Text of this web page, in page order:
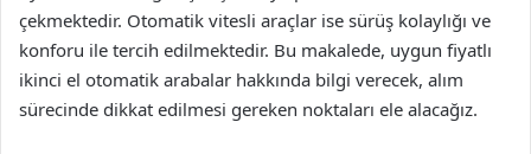
çekmektedir. Otomatik vitesli araçlar ise sürüş kolaylığı ve
konforu ile tercih edilmektedir. Bu makalede, uygun fiyatlı
ikinci el otomatik arabalar hakkında bilgi verecek, alım
sürecinde dikkat edilmesi gereken noktaları ele alacağız.